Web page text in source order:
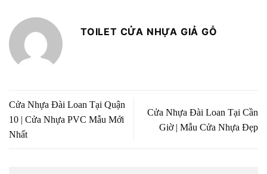
TOILET CỬA NHỰA GIẢ GỖ
Cửa Nhựa Đài Loan Tại Quận
10 | Cửa Nhựa PVC Mẫu Mới
Nhất
Cửa Nhựa Đài Loan Tại Cần
Giờ | Mẫu Cửa Nhựa Đẹp